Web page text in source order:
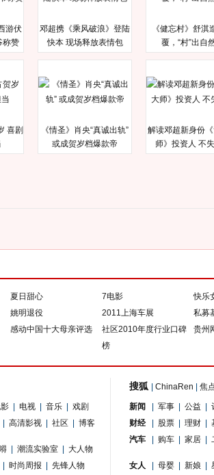
游伏
称赞
邓超携《乘风破浪》登陆
快本 现场释放表情包
《健忘村》舒淇
覆，“村”出自
喜剧
《情圣》肖央“真诚出轨”
或成贺岁档爆款帝
解读邓超新身份
师》投资人 不
夏日甜心 7电影
快乐
姚明退役 2011上海车展
私募
感动中国十大母亲评选
社区2010年度行业口碑
榜
贵州
电视 音乐
戏剧
高清影视 社区 博客
潮流实验室
大人物
时尚周报
先锋人物
搜狐 ChinaRen 焦
新闻 军事 公益
财经
股票 理财
汽车
购车 家居
女人 母婴 新娘